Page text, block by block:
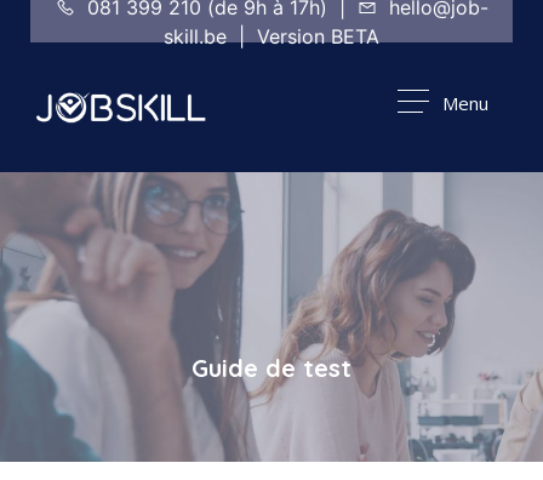
081 399 210 (de 9h à 17h) |
hello@job-
skill.be | Version BETA
Menu
Guide de test